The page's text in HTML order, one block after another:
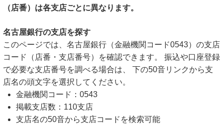
（店番）は各支店ごとに異なります。
名古屋銀行の支店を探す
このページでは、名古屋銀行（金融機関コード0543）の支店
コード（店番・支店番号）を確認できます。 振込や口座登録
で必要な支店番号を調べる場合は、 下の50音リンクから支
店名の頭文字を選択してください。
金融機関コード：0543
掲載支店数：110支店
支店名の50音から支店コードを検索可能